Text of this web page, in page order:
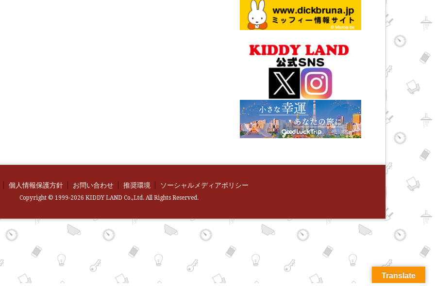
個人情報保護方針 お問い合わせ 推奨環境 ソーシャルメディアポリシー
Copyright © 1999-2026 KIDDY LAND Co.,Ltd. All Rights Reserved.
Translate